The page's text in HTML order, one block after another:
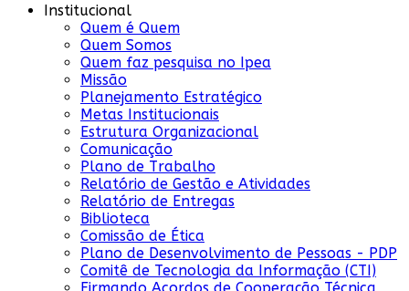
Institucional
Quem é Quem
Quem Somos
Quem faz pesquisa no Ipea
Missão
Planejamento Estratégico
Metas Institucionais
Estrutura Organizacional
Comunicação
Plano de Trabalho
Relatório de Gestão e Atividades
Relatório de Entregas
Biblioteca
Comissão de Ética
Plano de Desenvolvimento de Pessoas - PDP
Comitê de Tecnologia da Informação (CTI)